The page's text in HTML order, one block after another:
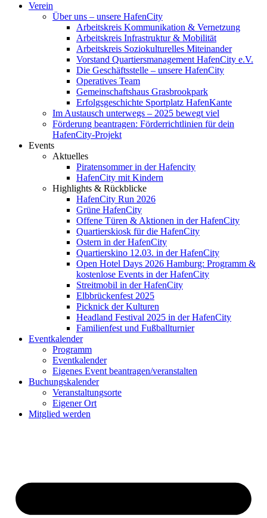
Verein
Über uns – unsere HafenCity
Arbeitskreis Kommunikation & Vernetzung
Arbeitskreis Infrastruktur & Mobilität
Arbeitskreis Soziokulturelles Miteinander
Vorstand Quartiersmanagement HafenCity e.V.
Die Geschäftsstelle – unsere HafenCity
Operatives Team
Gemeinschaftshaus Grasbrookpark
Erfolgsgeschichte Sportplatz HafenKante
Im Austausch unterwegs – 2025 bewegt viel
Förderung beantragen: Förderrichtlinien für dein
HafenCity-Projekt
Events
Aktuelles
Piratensommer in der Hafencity
HafenCity mit Kindern
Highlights & Rückblicke
HafenCity Run 2026
Grüne HafenCity
Offene Türen & Aktionen in der HafenCity
Quartierskiosk für die HafenCity
Ostern in der HafenCity
Quartierskino 12.03. in der HafenCity
Open Hotel Days 2026 Hamburg: Programm &
kostenlose Events in der HafenCity
Streitmobil in der HafenCity
Elbbrückenfest 2025
Picknick der Kulturen
Headland Festival 2025 in der HafenCity
Familienfest und Fußballturnier
Eventkalender
Programm
Eventkalender
Eigenes Event beantragen/veranstalten
Buchungskalender
Veranstaltungsorte
Eigener Ort
Mitglied werden